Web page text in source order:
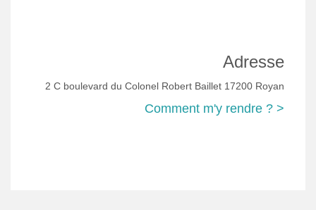
Adresse
2 C boulevard du Colonel Robert Baillet 17200 Royan
Comment m'y rendre ? >